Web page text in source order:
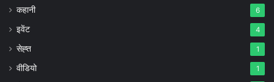
कहानी 6
इवेंट 4
सेह्त 1
वीडियो 1